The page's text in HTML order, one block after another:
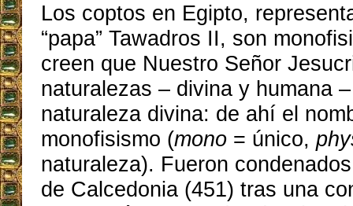
Los coptos en Egipto,
“papa” Tawadros II, son
creen que Nuestro Señor
naturalezas – divina y humana
naturaleza divina: de ahí el
monofisismo (mono = único,
naturaleza). Fueron
de Calcedonia (451) tras una